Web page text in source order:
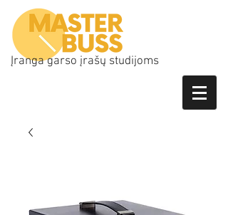
Įranga garso įrašų studijoms